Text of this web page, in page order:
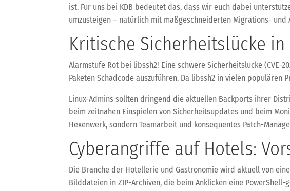
ist. Für uns bei KDB bedeutet das, dass wir euch dabei
umzusteigen – natürlich mit maßgeschneiderten Migrations-
Kritische Sicherheitslücke
Alarmstufe Rot bei libssh2! Eine schwere Sicherheitslücke (CVE-
Paketen Schadcode auszuführen. Da libssh2 in vielen populären
Linux-Admins sollten dringend die aktuellen Backports ihrer
beim zeitnahen Einspielen von Sicherheitsupdates und beim
Hexenwerk, sondern Teamarbeit und konsequentes Patch-
Cyberangriffe auf Hotels:
Die Branche der Hotellerie und Gastronomie wird aktuell von
Bilddateien in ZIP-Archiven, die beim Anklicken eine